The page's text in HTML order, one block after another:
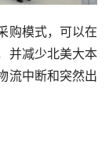
购模式，可以在
并减少北美大本
流中断和突然出